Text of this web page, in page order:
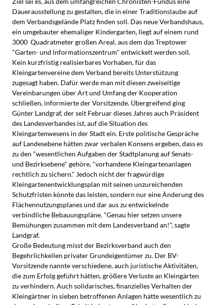
Dauerausstellung zu gestalten, die in einer Traditionslaube auf
dem Verbandsgelände Platz finden soll. Das neue Verbandshaus,
ein umgebauter ehemaliger Kindergarten, liegt auf einem rund
3000 Quadratmeter großen Areal, aus dem das Treptower
"Garten- und lnformationszentrum" entwickelt werden soll.
Kein kurzfristig realisierbares Vorhaben, für das
Kleingartenvereine dem Verband bereits Unterstützung
zugesagt haben. Dafür werde man mit diesen zweiseitige
Vereinbarungen über Art und Umfang der Kooperation
schließen, informierte der Vorsitzende. Übergreifend ging
Günter Landgraf, der seit Februar dieses Jahres auch Präsident
des Landesverbandes ist, auf die Situation des
Kleingartenwesens in der Stadt ein. Erste politische Gespräche
auf Landesebene hätten zwar verbalen Konsens ergeben, dass es
zu den "wesentlichen Aufgaben der Stadtplanung auf Senats-
und Bezirksebene" gehöre, "vorhandene Kleingartenanlagen
rechtlich zu sichern." Jedoch nicht der fragwürdige
Kleingartenentwicklungsplan mit seinen unzureichenden
Schutzfristen könnte das leisten, sondern nur eine Änderung des
Flächennutzungsplanes und dar aus zu entwickelnde
verbindliche Bebauungspläne. "Genau hier setzen unsere
Bemühungen zusammen mit dem Landesverband an!", sagte
Landgraf.
Große Bedeutung misst der Bezirksverband auch den
Begehrlichkeilen privater Grundeigentümer zu. Der BV-
Vorsitzende nannte verschiedene, auch juristische Aktivitäten,
die zum Erfolg geführt hätten, größere Verluste an Kleingärten
zu verhindern. Auch solidarisches, finanzielles Verhalten der
Kleingärtner in sieben betroffenen Anlagen hätte wesentlich zu